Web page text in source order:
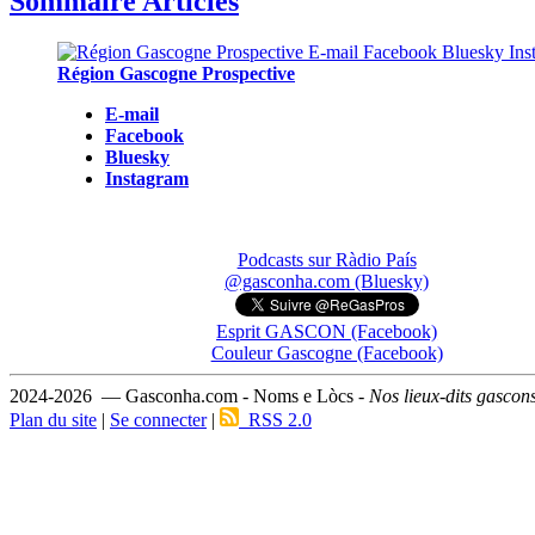
Région Gascogne Prospective
E-mail
Facebook
Bluesky
Instagram
Podcasts sur Ràdio País
@gasconha.com (Bluesky)
Esprit GASCON (Facebook)
Couleur Gascogne (Facebook)
2024-2026 — Gasconha.com - Noms e Lòcs - Nos lieux-dits
Plan du site | Se connecter| RSS 2.0